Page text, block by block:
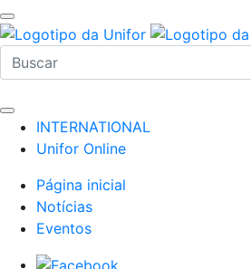
INTERNATIONAL
Unifor Online
Página inicial
Notícias
Eventos